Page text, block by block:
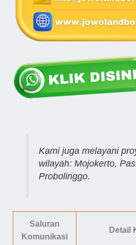
Kami juga melayani
wilayah: Mojokerto,
Probolinggo.
Saluran
Komunikasi
Detail